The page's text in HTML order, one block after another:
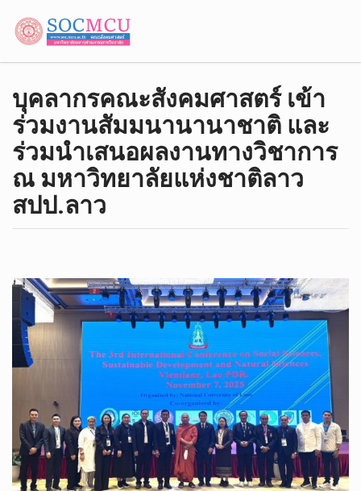
บุคลากรคณะสังคมศาสตร์ เข้า
ร่วมงานสัมมนานานาชาติ และ
ร่วมนำเสนอผลงานทางวิชาการ
ณ มหาวิทยาลัยแห่งชาติลาว
สปป.ลาว